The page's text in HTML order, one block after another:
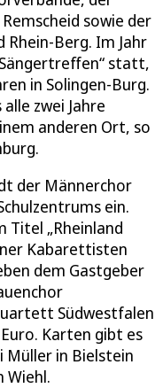
sowie der
Berg. Im Jahr
statt,
in Solingen-Burg.
zwei Jahre
anderen Ort, so
der Männerchor
ein.
Titel „Rheinland
Kabarettisten
dem Gastgeber
Südwestfalen
Karten gibt es
Müller in Bielstein
Wiehl.